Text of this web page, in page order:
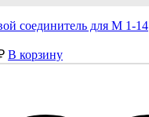
соединитель для М 1-14
В корзину